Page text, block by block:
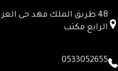
48 طريق الملك فهد حى
الرابع مكتب
0533052655